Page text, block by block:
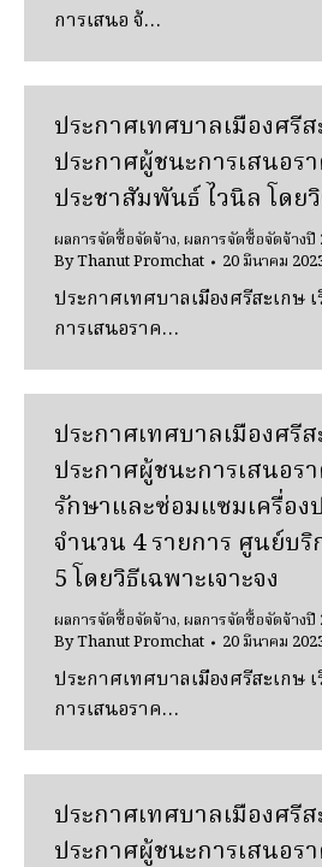
การเสนอ จ้…
ประกาศเทศบาลเมืองศรีส
ประกาศผู้ชนะการเสนอร
ประชาสัมพันธ์ ไวนิล โดยวิ
ผลการจัดซื้อจัดจ้าง,ผลการจัดซื้อจัดจ้างปี
ByThanut Promchat 20 มีนาคม
ประกาศเทศบาลเมืองศรีสะเกษ
การเสนอราค…
ประกาศเทศบาลเมืองศรีส
ประกาศผู้ชนะการเสนอร
รักษาและซ่อมแซมเครื่อง
จำนวน 4 รายการ ศูนย์บ
5 โดยวิธีเฉพาะเจาะจง
ผลการจัดซื้อจัดจ้าง,ผลการจัดซื้อจัดจ้างปี
ByThanut Promchat 20 มีนาคม
ประกาศเทศบาลเมืองศรีสะเกษ
การเสนอราค…
ประกาศเทศบาลเมืองศรีส
ประกาศผู้ชนะการเสนอร